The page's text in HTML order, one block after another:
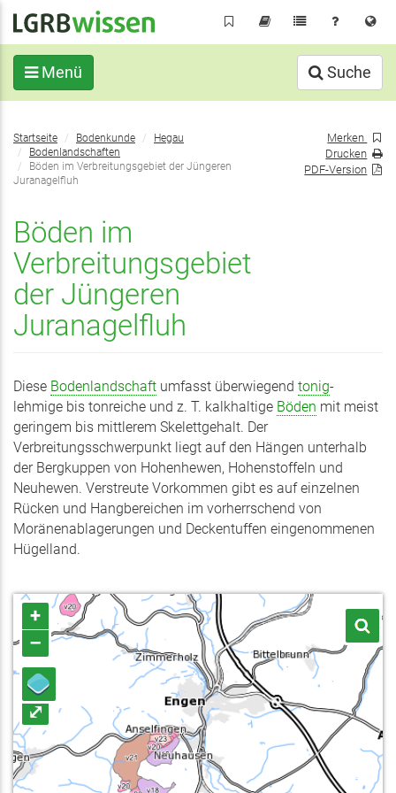
Inhalt
Menü Suche
Sie
befinden
sich
hier:
Startseite Bodenkunde
Hegau
Bodenlandschaften
Böden im Verbreitungsgebiet der Jüngeren
Juranagelfluh
Böden im
Verbreitungsgebiet
der Jüngeren
Juranagelfluh
Merken
Drucken
PDF-Version
Diese Bodenlandschaft umfasst überwiegend tonig-
lehmige bis tonreiche und z. T. kalkhaltige Böden mit meist
geringem bis mittlerem Skelettgehalt. Der
Verbreitungsschwerpunkt liegt auf den Hängen unterhalb
der Bergkuppen von Hohenhewen, Hohenstoffeln und
Neuhewen. Verstreute Vorkommen gibt es auf einzelnen
Rücken und Hangbereichen im vorherrschend von
Moränenablagerungen und Deckentuffen eingenommenen
Hügelland.
+
–
⤢